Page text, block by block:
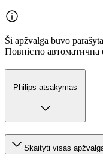
Ši apžvalga buvo
Повністю автоматична
Philips atsakymas
Skaityti visas